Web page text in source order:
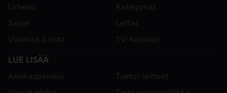
Urheilu
Kategoriat
Sarjat
Leffat
Vuokraa & osta
TV-kanavat
LUE LISÄÄ
Asiakaspalvelu
Tuetut laitteet